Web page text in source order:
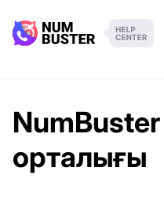
орталығы